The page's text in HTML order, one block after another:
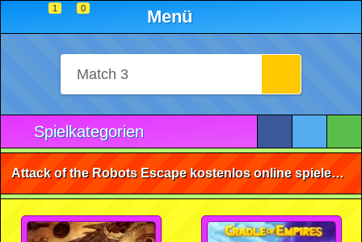
1 0 Menü
Spielkategorien
Attack of the Robots Escape kostenlos online spielen • ohne Anmeldung 🕹️